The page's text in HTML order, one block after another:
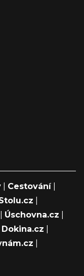
Cestování|
Úschovna.cz
Dokina.cz